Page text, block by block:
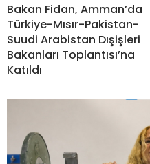
Bakan Fidan, Amman’da
Türkiye-Mısır-Pakistan-
Suudi Arabistan Dışişleri
Bakanları Toplantısı’na
Katıldı